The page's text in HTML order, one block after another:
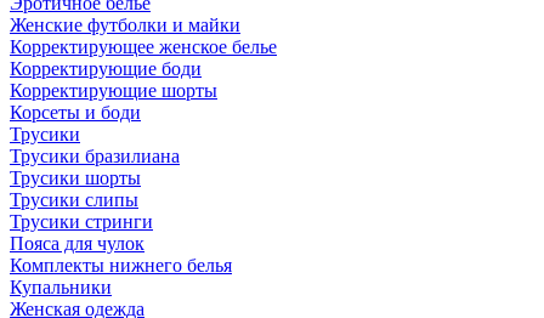
Женские футболки и майки
Корректирующее женское белье
Корректирующие боди
Корректирующие шорты
Корсеты и боди
Трусики
Трусики бразилиана
Трусики шорты
Трусики слипы
Трусики стринги
Пояса для чулок
Комплекты нижнего белья
Купальники
Женская одежда